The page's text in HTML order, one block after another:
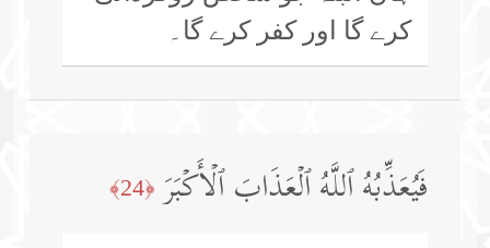
کرے گا اور کفر کرے گا۔
فَیُعَذِّبُهُ ٱللَّهُ ٱلۡعَذَابَ ٱلۡأَكۡبَرَ ﴿24﴾